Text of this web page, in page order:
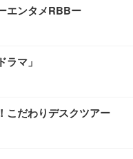
エンタメRBBー
マ」
こだわりデスクツアー